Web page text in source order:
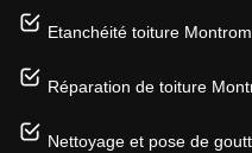
Etanchéité toiture
Réparation de toiture
Nettoyage et pose de